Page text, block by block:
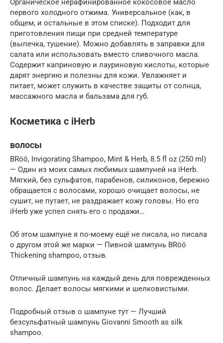
первого холодного отжима. Универсальное (как, в
общем, и остальные в этом списке). Подходит для
приготовления пищи при средней температуре
(выпечка, тушение). Можно добавлять в заправки для
салата или использовать вместо сливочного масла.
Содержит каприновую и лауриновую кислоты, которые
дарят энергию и полезны для кожи. Увлажняет и
питает, может служить в качестве защиты от солнца,
массажного масла и бальзама для губ.
Косметика с iHerb
волосы
BRöö, Invigorating Shampoo, Mint & Herb, 8.5 fl oz (250 ml)
— Один из моих самых любимых шампуней на iHerb.
Мягкий, без сульфатов, парабенов, силиконов, бережно
обращается с волосами, хорошо очищает волосы, не
сушит, не путает, не раздражает кожу головы. Но его
iHerb уже успел снять его с продажи…
Об этом шампуне я по-моему ещё не писала, но писала
о другом этой же марки — Пивной шампунь BRöö
Thickening shampoo, отзыв.
Отличный шампунь на каждый день для поврежденных
волос. Делает волосы мягкими и шелковистыми.
Подробный отзыв о шампуне тут — Лучший
безсульфатный шампунь Giovanni Smooth as silk
shampoo.